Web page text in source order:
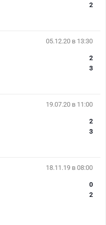
2
05.12.20 в 13:30
2
3
19.07.20 в 11:00
2
3
18.11.19 в 08:00
0
2